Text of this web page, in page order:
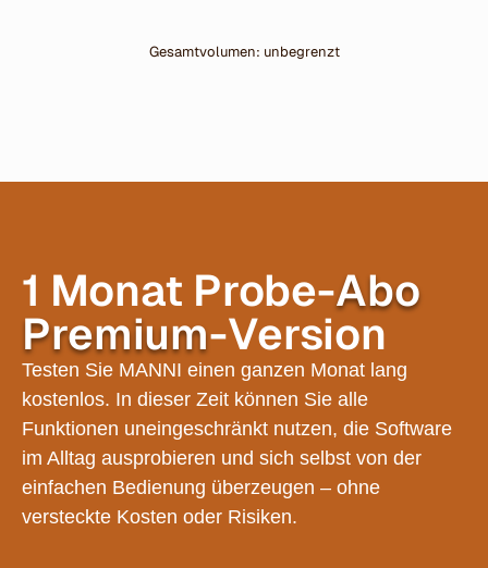
Gesamtvolumen: unbegrenzt
1 Monat Probe-Abo
Premium-Version
Testen Sie MANNI einen ganzen Monat lang
kostenlos. In dieser Zeit können Sie alle
Funktionen uneingeschränkt nutzen, die Software
im Alltag ausprobieren und sich selbst von der
einfachen Bedienung überzeugen – ohne
versteckte Kosten oder Risiken.